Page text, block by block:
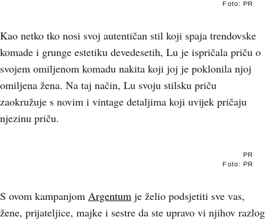
Foto: PR
Kao netko tko nosi svoj autentičan stil koji spaja trendovske
komade i grunge estetiku devedesetih, Lu je ispričala priču o
svojem omiljenom komadu nakita koji joj je poklonila njoj
omiljena žena. Na taj način, Lu svoju stilsku priču
zaokružuje s novim i vintage detaljima koji uvijek pričaju
njezinu priču.
PR
Foto: PR
S ovom kampanjom Argentum je želio podsjetiti sve vas,
žene, prijateljice, majke i sestre da ste upravo vi njihov razlog